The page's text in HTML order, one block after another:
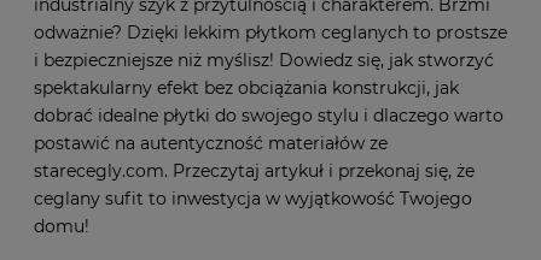
industrialny szyk z przytulnością i charakterem. Brzmi
odważnie? Dzięki lekkim płytkom ceglanych to prostsze
i bezpieczniejsze niż myślisz! Dowiedz się, jak stworzyć
spektakularny efekt bez obciążania konstrukcji, jak
dobrać idealne płytki do swojego stylu i dlaczego warto
postawić na autentyczność materiałów ze
starecegly.com. Przeczytaj artykuł i przekonaj się, że
ceglany sufit to inwestycja w wyjątkowość Twojego
domu!